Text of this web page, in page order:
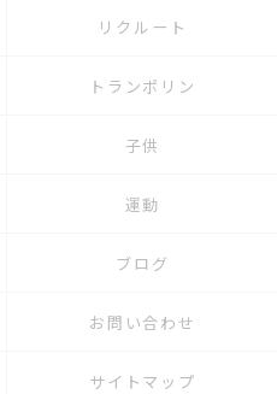
リクルート
トランポリン
子供
運動
ブログ
お問い合わせ
サイトマップ